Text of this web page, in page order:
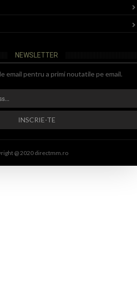
NEWSLETTER
email pentru a primi noutatile pe email.
@ 2020 directmm.ro